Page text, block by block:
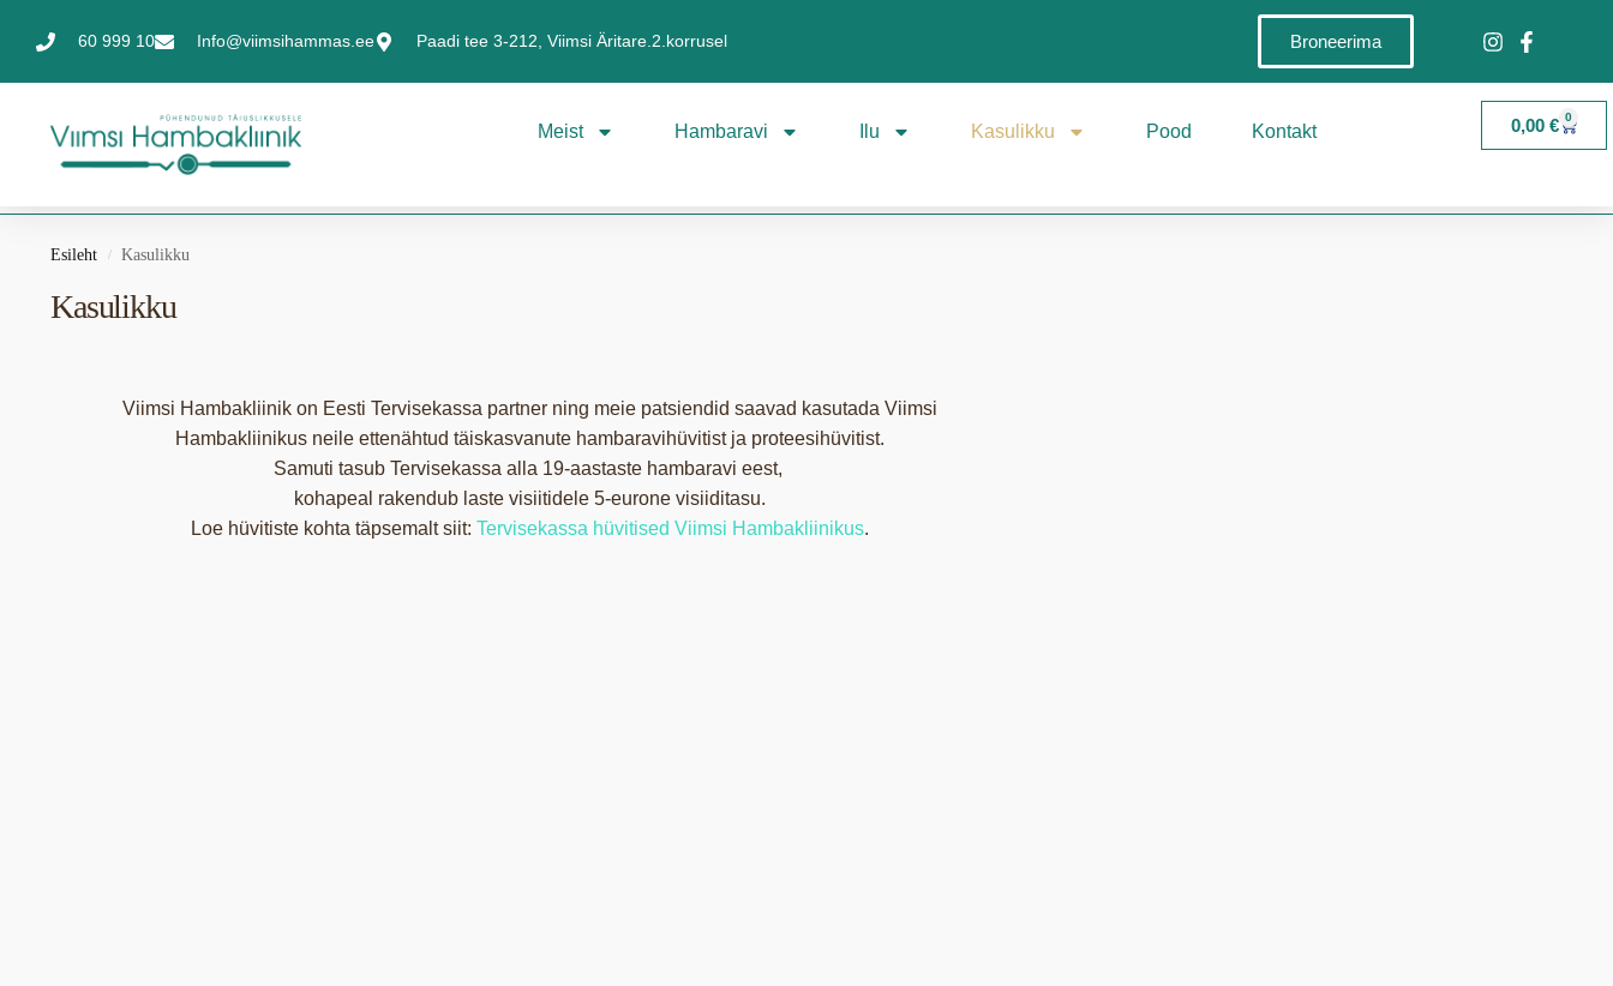
60 999 10 Info@viimsihammas.ee Paadi tee 3-212, Viimsi Äritare.2.korrusel Broneerima
Meist Hambaravi Ilu Kasulikku Pood Kontakt 0,00€ 0
Esileht / Kasulikku
Kasulikku
Viimsi Hambakliinik on Eesti Tervisekassa partner ning meie patsiendid saavad kasutada Viimsi
Hambakliinikus neile ettenähtud täiskasvanute hambaravihüvitist ja proteesihüvitist.
Samuti tasub Tervisekassa alla 19-aastaste hambaravi eest,
kohapeal rakendub laste visiitidele 5-eurone visiiditasu.
Loe hüvitiste kohta täpsemalt siit:Tervisekassa hüvitised Viimsi Hambakliinikus.